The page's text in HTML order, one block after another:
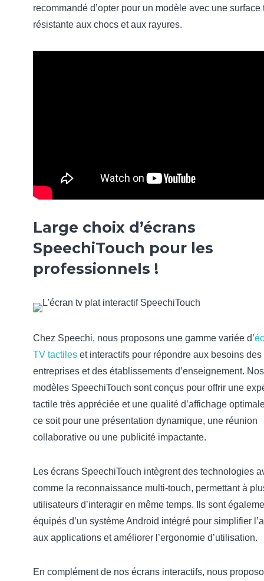
recommandé d’opter pour un modèle avec une surface
résistante aux chocs et aux rayures.
Large choix d’écrans
SpeechiTouch pour les
professionnels !
Chez Speechi, nous proposons une gamme variée d’
TV tactiles et interactifs pour répondre aux besoins des
entreprises et des établissements d’enseignement. Nos
modèles SpeechiTouch sont conçus pour offrir une
tactile très appréciée et une qualité d’affichage
ce soit pour une présentation dynamique, une réunion
collaborative ou une publicité impactante.
Les écrans SpeechiTouch intègrent des technologies
comme la reconnaissance multi-touch, permettant à
utilisateurs d’interagir en même temps. Ils sont
équipés d’un système Android intégré pour simplifier
aux applications et améliorer l’ergonomie d’utilisation.
En complément de nos écrans interactifs, nous